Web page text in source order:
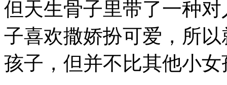
但天生骨子里带了一种
子喜欢撒娇扮可爱，所
孩子，但并不比其他小